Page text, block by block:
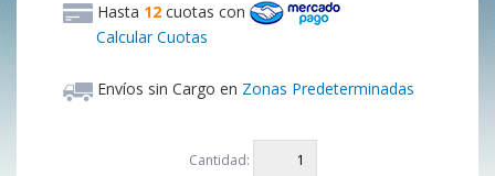
Hasta 12 cuotas con
Calcular Cuotas
Envíos sin Cargo en Zonas Predeterminadas
Cantidad: